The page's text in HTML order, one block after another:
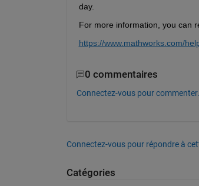
day.
For more information, you can
https://www.mathworks.com/
0 commentaires
Connectez-vous pour commenter.
Connectez-vous pour répondre à
Catégories